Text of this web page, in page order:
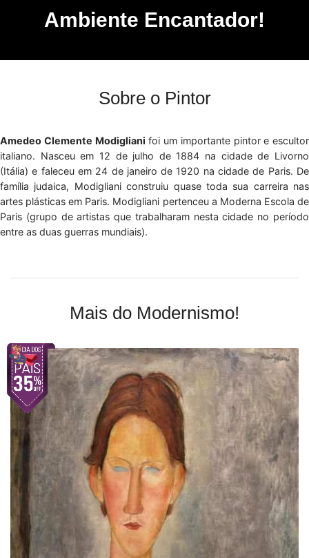
Ambiente Encantador!
Sobre o Pintor
Amedeo Clemente Modigliani foi um importante pintor e escultor
italiano. Nasceu em 12 de julho de 1884 na cidade de Livorno
(Itália) e faleceu em 24 de janeiro de 1920 na cidade de Paris. De
família judaica, Modigliani construiu quase toda sua carreira nas
artes plásticas em Paris. Modigliani pertenceu a Moderna Escola de
Paris (grupo de artistas que trabalharam nesta cidade no período
entre as duas guerras mundiais).
Mais do Modernismo!